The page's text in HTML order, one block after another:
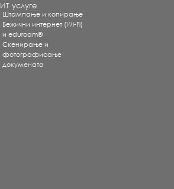
ИТ услуге
Штампање и копирање
Бежични интернет (Wi-Fi)
и eduroam®
Скенирање и
фотографисање
докумената